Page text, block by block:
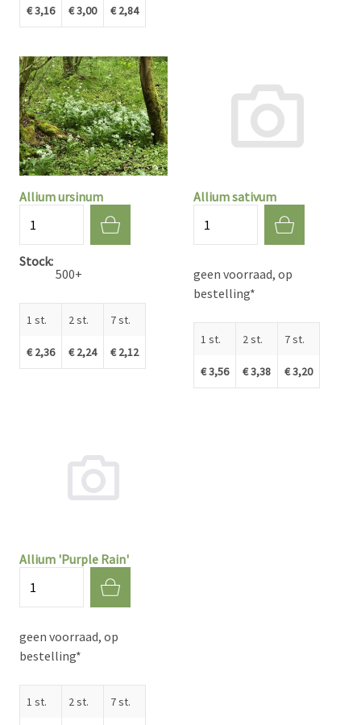
€ 3,16 € 3,00 € 2,84
Allium ursinum
Stock
500+
1 st.
€ 2,36
2 st.
€ 2,24
7 st.
€ 2,12
Allium sativum
geen voorraad, op
bestelling*
1 st.
€ 3,56
2 st.
€ 3,38
7 st.
€ 3,20
Allium 'Purple Rain'
geen voorraad, op
bestelling*
1 st. 2 st. 7 st.